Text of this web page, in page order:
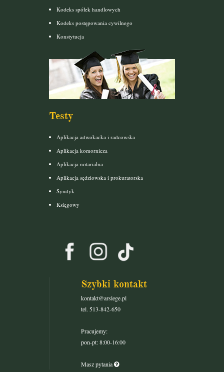
Kodeks spółek handlowych
Kodeks postępowania cywilnego
Konstytucja
Testy
Aplikacja adwokacka i radcowska
Aplikacja komornicza
Aplikacja notarialna
Aplikacja sędziowska i prokuratorska
Syndyk
Księgowy
Szybki kontakt
kontakt@arslege.pl
tel. 513-842-650
Pracujemy:
pon-pt: 8:00-16:00
Masz pytania